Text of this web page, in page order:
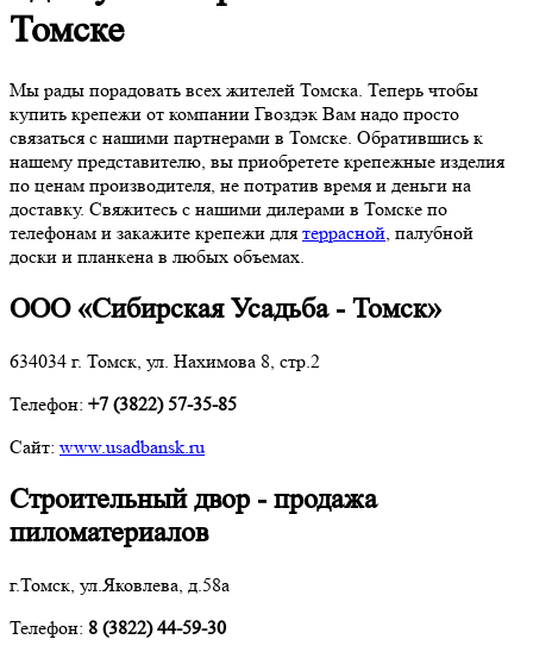
Томске
Мы рады порадовать всех жителей Томска. Теперь чтобы
купить крепежи от компании Гвоздэк Вам надо просто
связаться с нашими партнерами в Томске. Обратившись к
нашему представителю, вы приобретете крепежные изделия
по ценам производителя, не потратив время и деньги на
доставку. Свяжитесь с нашими дилерами в Томске по
телефонам и закажите крепежи для террасной, палубной
доски и планкена в любых объемах.
ООО «Сибирская Усадьба - Томск»
634034 г. Томск, ул. Нахимова 8, стр.2
Телефон: +7 (3822) 57-35-85
Сайт: www.usadbansk.ru
Строительный двор - продажа
пиломатериалов
г.Томск, ул.Яковлева, д.58а
Телефон: 8 (3822) 44-59-30